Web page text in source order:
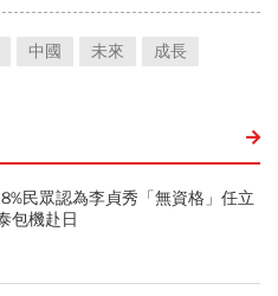
中國 未來 成長
民眾認為李貞秀「無資格」任立
包機赴日